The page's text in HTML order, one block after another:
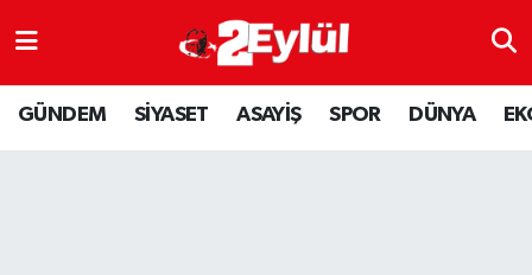
GÜNDEM SİYASET ASAYİŞ SPOR DÜNYA
ASAYİŞ
DÜNYA
Nöbetçi Eczaneler
Hava Durumu